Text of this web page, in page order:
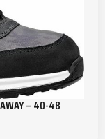
– 40-48